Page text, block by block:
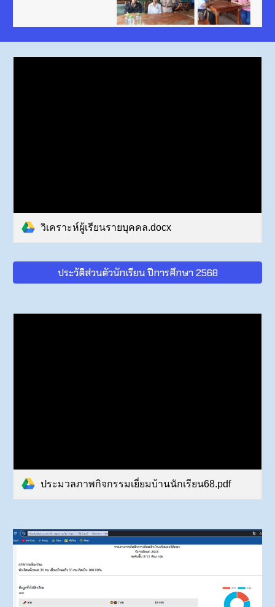
วิเคราะห์ผู้เรียนรายบุคคล.docx
ประวัติส่วนตัวนักเรียน ปีการศึกษา 2568
ประมวลภาพกิจกรรมเยี่ยมบ้านนักเรียน68.pdf